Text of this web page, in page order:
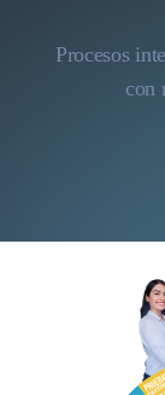
Procesos
con